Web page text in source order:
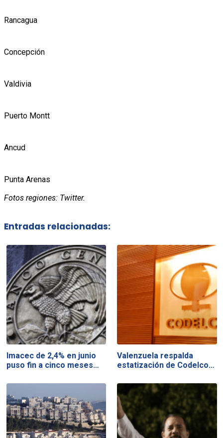
Rancagua
Concepción
Valdivia
Puerto Montt
Ancud
Punta Arenas
Fotos regiones: Twitter.
Entradas relacionadas:
Imacec de 2,4% en junio
puso fin a cinco meses…
Valenzuela respalda
estatización de Codelco…